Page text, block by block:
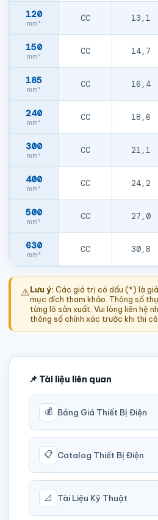
120 CC 13,1
150 CC 14,7
185 CC 16,4
240 CC 18,6
300 CC 21,1
400 CC 24,2
500 CC 27,0
630 CC 30,8
⚠️Lưu ý: Các giá trị có dấu (*) là
mục đích tham khảo. Thông số
từng lô sản xuất. Vui lòng liên hệ
thông số chính xác trước khi thi
📌 Tài liệu liên quan
💰 Bảng Giá Thiết Bị Điện
📋 Catalog Thiết Bị Điện
📐 Tài Liệu Kỹ Thuật